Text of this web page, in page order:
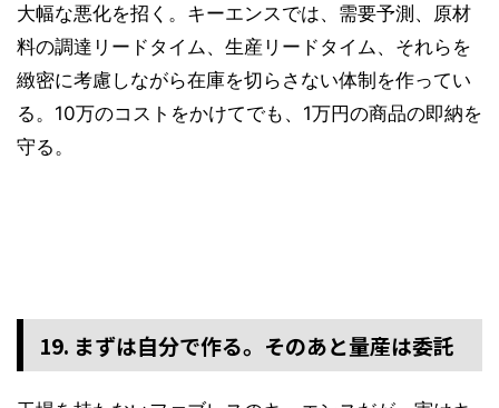
大幅な悪化を招く。キーエンスでは、需要予測、原材
料の調達リードタイム、生産リードタイム、それらを
緻密に考慮しながら在庫を切らさない体制を作ってい
る。10万のコストをかけてでも、1万円の商品の即納を
守る。
19. まずは自分で作る。そのあと量産は委託